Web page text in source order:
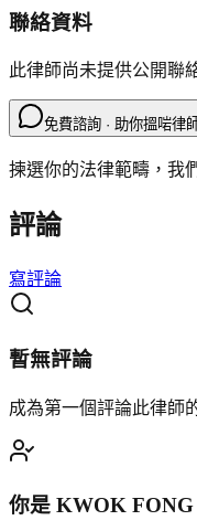
聯絡資料
此律師尚未提供公開聯
免費諮詢 · 助你搵啱律
揀選你的法律範疇，我
評論
寫評論
暫無評論
成為第一個評論此律師
你是 KWOK FONG